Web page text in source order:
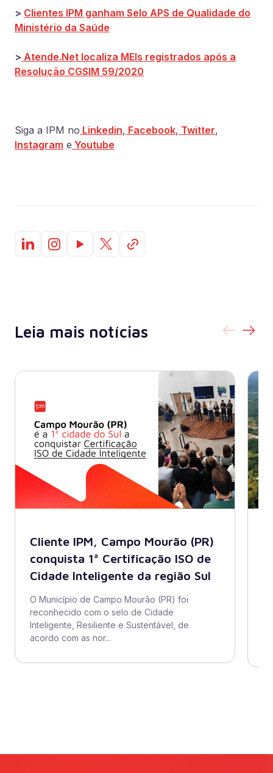
> Clientes IPM ganham Selo APS de Qualidade do
Ministério da Saúde
> Atende.Net localiza MEIs registrados após a
Resolução CGSIM 59/2020
Siga a IPM no Linkedin, Facebook, Twitter,
Instagram e Youtube
Leia mais notícias
Cliente IPM, Campo Mourão (PR)
conquista 1ª Certificação ISO de
Cidade Inteligente da região Sul
O Município de Campo Mourão (PR) foi
reconhecido com o selo de Cidade
Inteligente, Resiliente e Sustentável, de
acordo com as nor...